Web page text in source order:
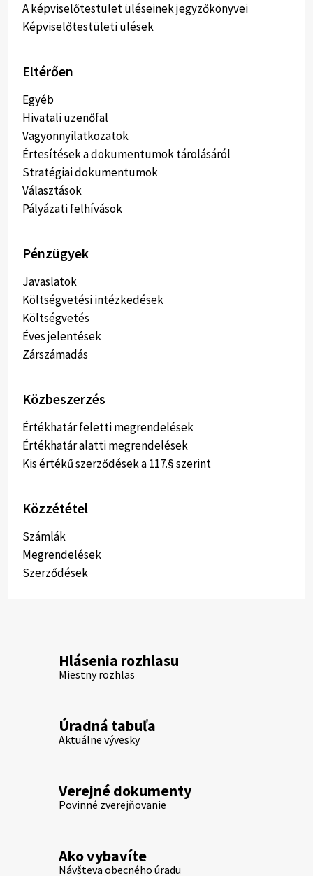
A képviselőtestület üléseinek jegyzőkönyvei
Képviselőtestületi ülések
Eltérően
Egyéb
Hivatali üzenőfal
Vagyonnyilatkozatok
Értesítések a dokumentumok tárolásáról
Stratégiai dokumentumok
Választások
Pályázati felhívások
Pénzügyek
Javaslatok
Költségvetési intézkedések
Költségvetés
Éves jelentések
Zárszámadás
Közbeszerzés
Értékhatár feletti megrendelések
Értékhatár alatti megrendelések
Kis értékű szerződések a 117.§ szerint
Közzététel
Számlák
Megrendelések
Szerződések
Hlásenia rozhlasu
Miestny rozhlas
Úradná tabuľa
Aktuálne vývesky
Verejné dokumenty
Povinné zverejňovanie
Ako vybavíte
Návšteva obecného úradu